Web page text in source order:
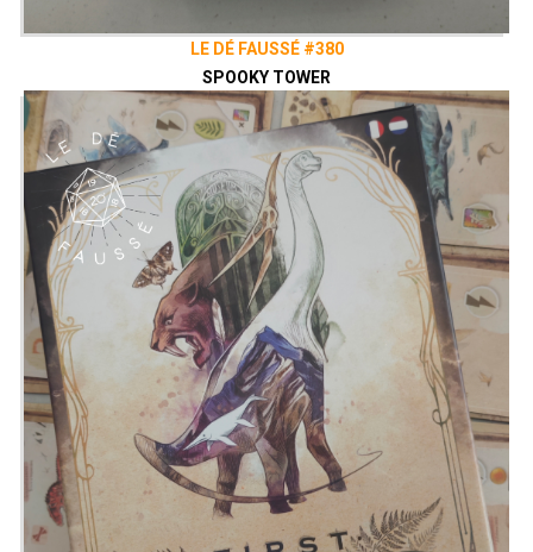
LE DÉ FAUSSÉ #380
SPOOKY TOWER